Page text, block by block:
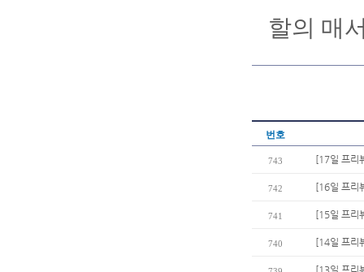
할의 매
번호
743 [17일 프리
742 [16일 프리
741 [15일 프리
740 [14일 프리
[13일 프리